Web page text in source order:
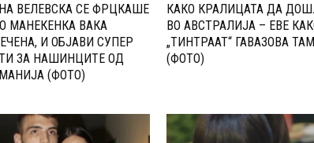
ВЕЛЕВСКА СЕ ФРЦКАШЕ
МАНЕКЕНКА ВАКА
И ОБЈАВИ СУПЕР
ЗА НАШИНЦИТЕ ОД
(ФОТО)
КАКО КРАЛИЦАТА ДА
ВО АВСТРАЛИЈА – ЕВЕ
„ТИНТРААТ“ ГАВАЗОВА
(ФОТО)